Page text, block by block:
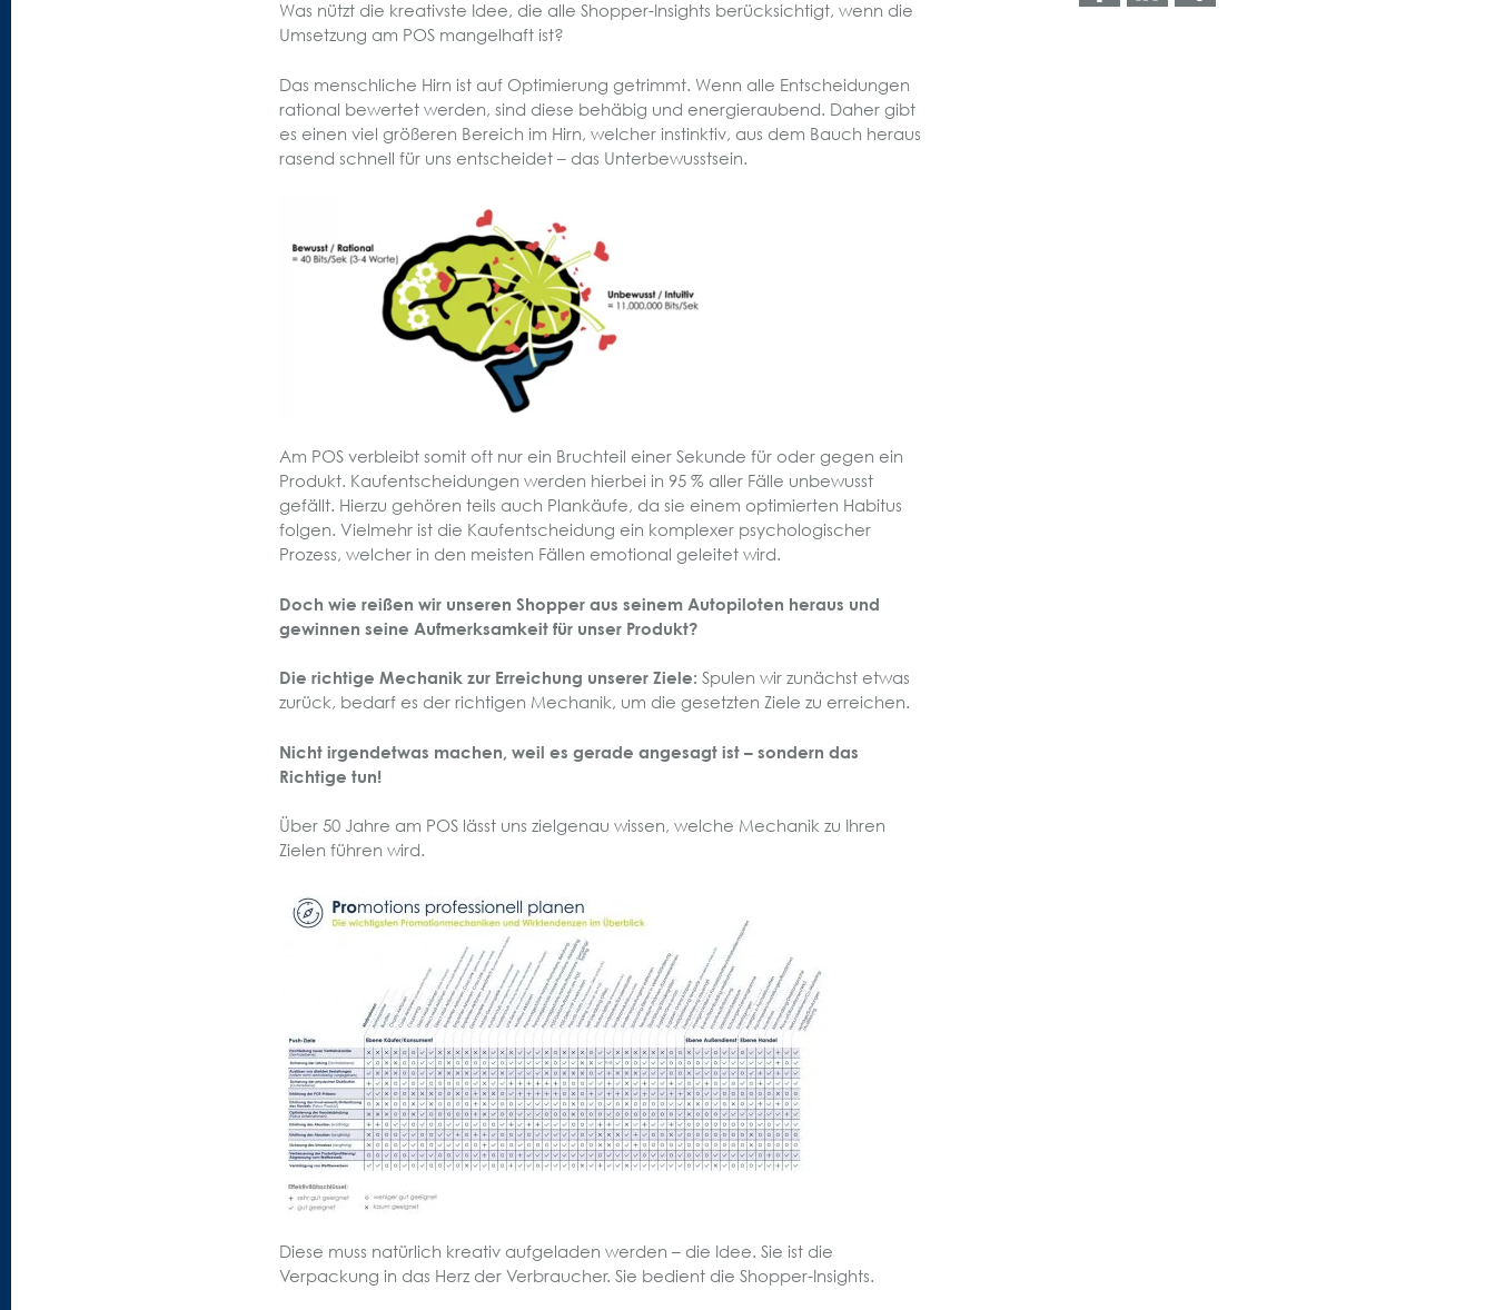
Was nützt die kreativste Idee, die alle Shopper-Insights berücksichtigt, wenn die
Umsetzung am POS mangelhaft ist?
Das menschliche Hirn ist auf Optimierung getrimmt. Wenn alle Entscheidungen
rational bewertet werden, sind diese behäbig und energieraubend. Daher gibt
es einen viel größeren Bereich im Hirn, welcher instinktiv, aus dem Bauch heraus
rasend schnell für uns entscheidet – das Unterbewusstsein.
Am POS verbleibt somit oft nur ein Bruchteil einer Sekunde für oder gegen ein
Produkt. Kaufentscheidungen werden hierbei in 95 % aller Fälle unbewusst
gefällt. Hierzu gehören teils auch Plankäufe, da sie einem optimierten Habitus
folgen. Vielmehr ist die Kaufentscheidung ein komplexer psychologischer
Prozess, welcher in den meisten Fällen emotional geleitet wird.
Doch wie reißen wir unseren Shopper aus seinem Autopiloten heraus und
gewinnen seine Aufmerksamkeit für unser Produkt?
Die richtige Mechanik zur Erreichung unserer Ziele:Spulen wir zunächst etwas
zurück, bedarf es der richtigen Mechanik, um die gesetzten Ziele zu erreichen.
Nicht irgendetwas machen, weil es gerade angesagt ist – sondern das
Richtige tun!
Über 50 Jahre am POS lässt uns zielgenau wissen, welche Mechanik zu Ihren
Zielen führen wird.
Diese muss natürlich kreativ aufgeladen werden – die Idee. Sie ist die
Verpackung in das Herz der Verbraucher. Sie bedient die Shopper-Insights.